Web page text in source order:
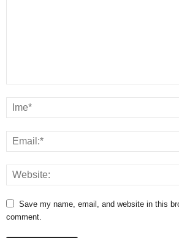
Save my name, email, and website in this
comment.